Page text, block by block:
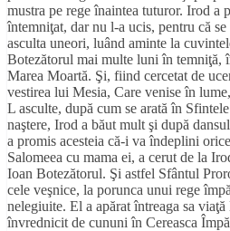
mustra pe rege înaintea tuturor. Irod a
întemniţat, dar nu l-a ucis, pentru că
asculta uneori, luând aminte la
Botezătorul mai multe luni în temniţă,
Marea Moartă. Şi, fiind cercetat de
vestirea lui Mesia, Care venise în
L asculte, după cum se arată în
naştere, Irod a băut mult şi după
a promis acesteia că-i va îndeplini
Salomeea cu mama ei, a cerut de la
Ioan Botezătorul. Şi astfel Sfântul
cele veşnice, la porunca unui rege
nelegiuite. El a apărat întreaga sa
învrednicit de cununi în Cereasca